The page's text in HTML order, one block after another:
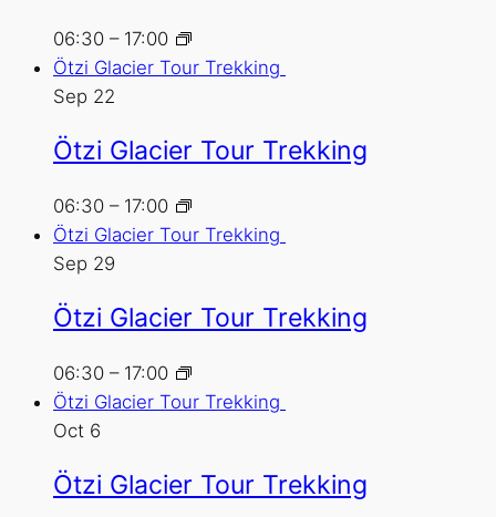
06:30 – 17:00
Ötzi Glacier Tour Trekking
Sep 22
Ötzi Glacier Tour Trekking
06:30 – 17:00
Ötzi Glacier Tour Trekking
Sep 29
Ötzi Glacier Tour Trekking
06:30 – 17:00
Ötzi Glacier Tour Trekking
Oct 6
Ötzi Glacier Tour Trekking